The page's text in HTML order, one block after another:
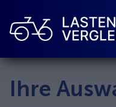
Ihre